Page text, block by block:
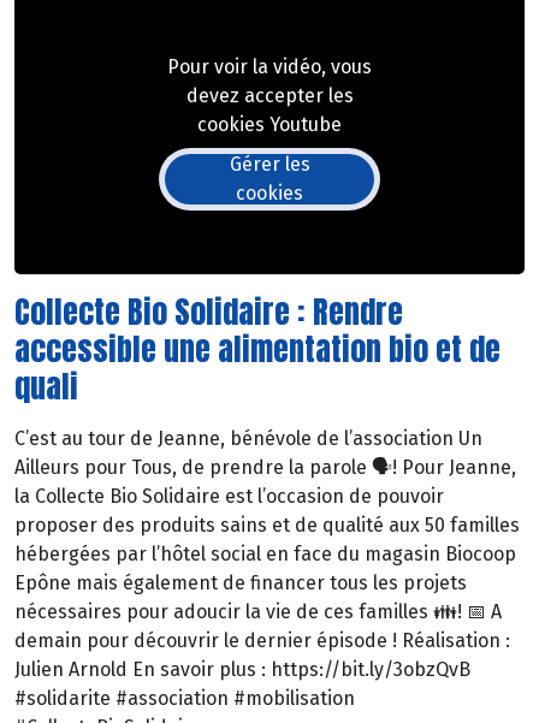
Pour voir la vidéo, vous
devez accepter les
cookies Youtube
Gérer les
cookies
Collecte Bio Solidaire : Rendre
accessible une alimentation bio et de
quali
C’est au tour de Jeanne, bénévole de l’association Un
Ailleurs pour Tous, de prendre la parole 🗣️! Pour Jeanne,
la Collecte Bio Solidaire est l’occasion de pouvoir
proposer des produits sains et de qualité aux 50 familles
hébergées par l’hôtel social en face du magasin Biocoop
Epône mais également de financer tous les projets
nécessaires pour adoucir la vie de ces familles 👪! 📅 A
demain pour découvrir le dernier épisode ! Réalisation :
Julien Arnold En savoir plus : https://bit.ly/3obzQvB
#solidarite #association #mobilisation